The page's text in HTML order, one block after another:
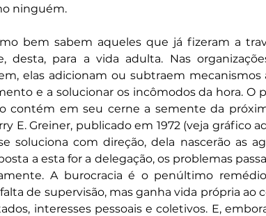
ninguém.
bem sabem aqueles que já fizeram a
desta, para a vida adulta. Nas
elas adicionam ou subtraem
e a solucionar os incômodos da hora. O
contém em seu cerne a semente da
E. Greiner, publicado em 1972 (veja gráfico
soluciona com direção, dela nascerão as
a esta for a delegação, os problemas
A burocracia é o penúltimo
de supervisão, mas ganha vida própria ao
interesses pessoais e coletivos. E,